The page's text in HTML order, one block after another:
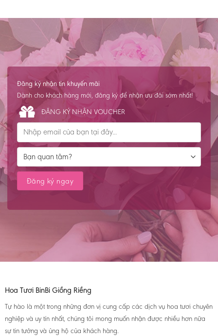
Đăng ký nhận tin khuyến mãi
Dành cho khách hàng mới, đăng ký để nhận ưu đãi sớm nhất!
ĐĂNG KÝ NHẬN VOUCHER
Hoa Tươi BinBi Giồng Riềng
Tự hào là một trong những đơn vị cung cấp các dịch vụ hoa tươi chuyên
nghiệp và uy tín nhất, chúng tôi mong muốn nhận được nhiều hơn nữa
sự tin tưởng và ủng hộ của khách hàng.